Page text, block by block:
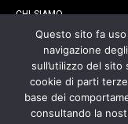
CHI SIAMO
CONTATTI
COOKIES POLICY
Questo sito fa uso
navigazione
sull’utilizzo del
cookie di parti
base dei
consultando la